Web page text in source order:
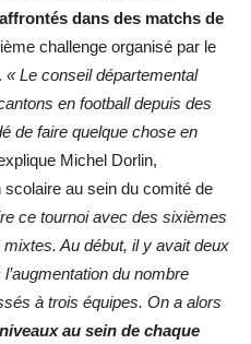
dans des matchs de
challenge organisé par le
« Le conseil départemental
en football depuis des
de faire quelque chose en
Michel Dorlin,
au sein du comité de
ce tournoi avec des sixièmes
Au début, il y avait deux
du nombre
à trois équipes. On a alors
au sein de chaque